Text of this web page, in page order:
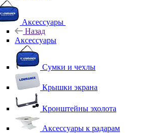
Аксессуары
Назад
Аксессуары
Сумки и чехлы
Крышки экрана
Кронштейны эхолота
Аксессуары к радарам